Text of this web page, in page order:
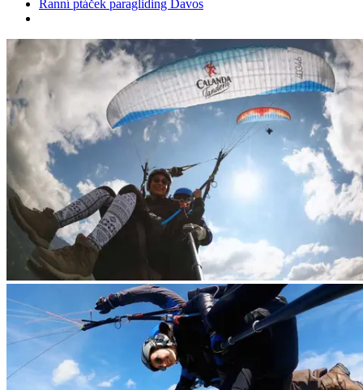
Ranní ptáček paragliding Davos